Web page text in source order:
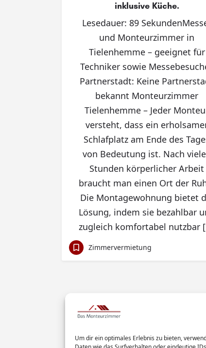
Um dir ein optimales Erlebnis zu bieten,
inklusive Küche.
Lesedauer: 89
und Monteurzimmer in
Tielenhemme – geeignet für
Techniker sowie
Partnerstadt: Keine
bekannt Monteurzimmer
Tielenhemme – Jeder
versteht, dass ein
Schlafplatz am Ende des
von Bedeutung ist. Nach
Stunden körperlicher Arbeit
braucht man einen Ort der
Die Montagewohnung bietet
Lösung, indem sie bezahlbar
zugleich komfortabel nutzbar
Zimmervermietung